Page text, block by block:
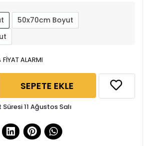
50x70cm Boyut
FİYAT ALARMI
SEPETE EKLE
11 Ağustos Salı